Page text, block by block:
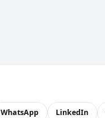
WhatsApp LinkedIn